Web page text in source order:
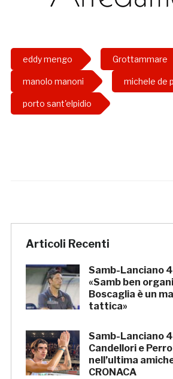
eddy mengo Grottammare
manolo manoni michele de
porto sant'elpidio
Articoli Recenti
Samb-Lanciano
«Samb ben
Boscaglia è un
tattica»
Samb-Lanciano
Candellori e
nell’ultima
CRONACA